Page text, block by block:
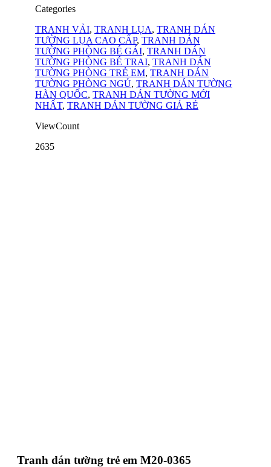
Categories
TRANH VẢI, TRANH LỤA, TRANH DÁN
TƯỜNG LỤA CAO CẤP, TRANH DÁN
TƯỜNG PHÒNG BÉ GÁI, TRANH DÁN
TƯỜNG PHÒNG BÉ TRAI, TRANH DÁN
TƯỜNG PHÒNG TRẺ EM, TRANH DÁN
TƯỜNG PHÒNG NGỦ, TRANH DÁN TƯỜNG
HÀN QUỐC, TRANH DÁN TƯỜNG MỚI
NHẤT, TRANH DÁN TƯỜNG GIÁ RẺ
ViewCount
2635
Tranh dán tường trẻ em M20-0365